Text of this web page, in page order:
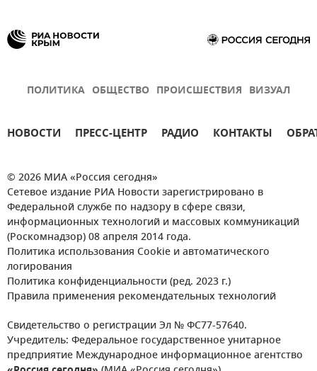
ПОЛИТИКА ОБЩЕСТВО ПРОИСШЕСТВИЯ ВИЗУАЛ
НОВОСТИ ПРЕСС-ЦЕНТР РАДИО КОНТАКТЫ
© 2026 МИА «Россия сегодня»
Сетевое издание РИА Новости зарегистрировано в
Федеральной службе по надзору в сфере связи,
информационных технологий и массовых коммуникаций
(Роскомнадзор) 08 апреля 2014 года.
Политика использования Cookie и автоматического
логирования
Политика конфиденциальности (ред. 2023 г.)
Правила применения рекомендательных технологий
Свидетельство о регистрации Эл № ФС77-57640.
Учредитель: Федеральное государственное унитарное
предприятие Международное информационное агентство